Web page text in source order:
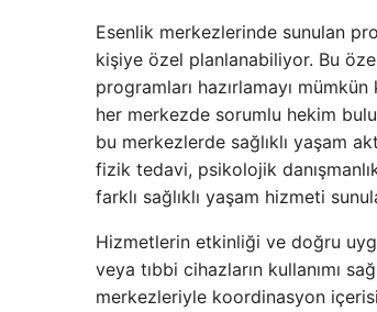
Esenlik merkezlerinde sunulan
kişiye özel planlanabiliyor. Bu
programları hazırlamayı
her merkezde sorumlu hekim
bu merkezlerde sağlıklı yaşam
fizik tedavi, psikolojik
farklı sağlıklı yaşam hizmeti
Hizmetlerin etkinliği ve doğru
veya tıbbi cihazların kullanımı
merkezleriyle koordinasyon